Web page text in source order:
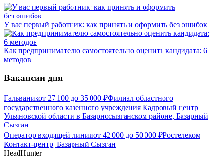
У вас первый работник: как принять и оформить без ошибок
Как предпринимателю самостоятельно оценить кандидата: 6
методов
Вакансии дня
Гальваникот 27 100 до 35 000 ₽Филиал областного
государственного казенного учреждения Кадровый центр
Ульяновской области в Базарносызганском районе, Базарный
Сызган
Оператор входящей линииот 42 000 до 50 000 ₽Ростелеком
Контакт-центр, Базарный Сызган
HeadHunter